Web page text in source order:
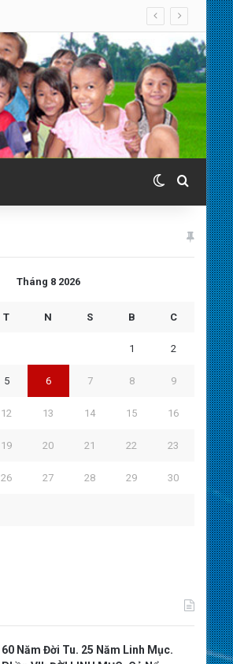
Switch skin
Search
Tháng 8 2026
T N S B C
1 2
5 6 7 8 9
12 13 14 15 16
19 20 21 22 23
26 27 28 29 30
60 Năm Đời Tu. 25 Năm Linh Mục.